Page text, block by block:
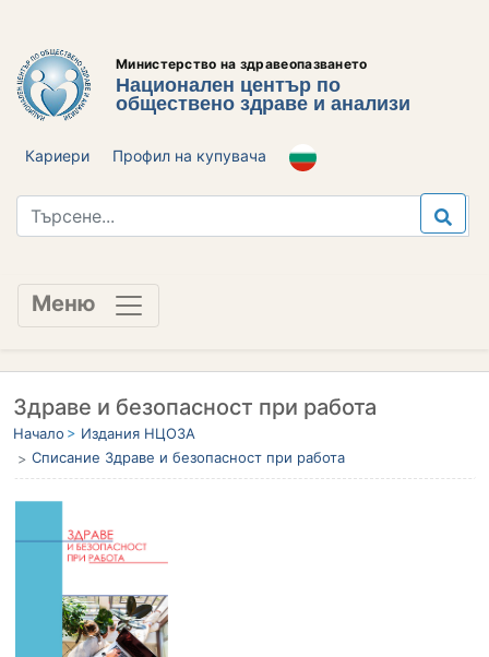
Министерство на здравеопазването
Национален център по
обществено здраве и анализи
Кариери Профил на купувача
Меню
Здраве и безопасност при работа
Начало
Издания НЦОЗА
Списание Здраве и безопасност при работа